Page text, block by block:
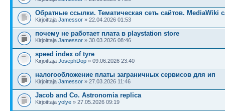
Обратные ссылки. Тематическая сеть сайтов. MediaWiki
Kirjoittaja Jamessor » 22.04.2026 01:53
почему не работает плата в playstation store
Kirjoittaja Jamessor » 30.03.2026 08:46
speed index of tyre
Kirjoittaja JosephDop » 09.06.2026 23:40
налогообложение платы заграничных сервисов для ип
Kirjoittaja Jamessor » 27.03.2026 11:46
Jacob and Co. Astronomia replica
Kirjoittaja yolye » 27.05.2026 09:19